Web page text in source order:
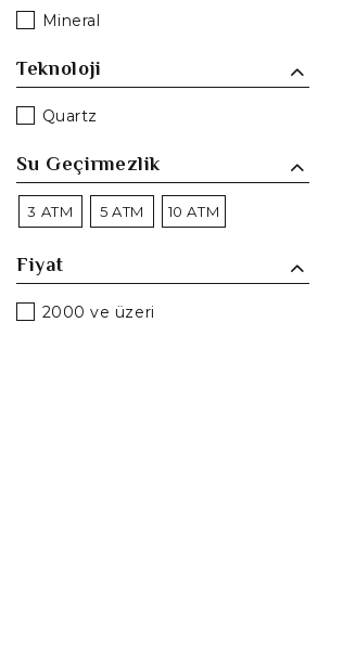
Mineral
Teknoloji
Quartz
Su Geçirmezlik
3 ATM 5 ATM 10 ATM
Fiyat
2000 ve üzeri